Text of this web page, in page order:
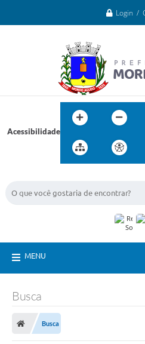
Login /
Acessibilidade
MENU
Busca
Busca